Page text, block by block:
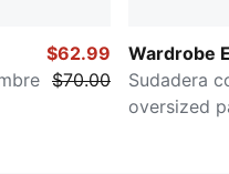
$62.99
$70.00
Wardrobe
Sudadera
oversized